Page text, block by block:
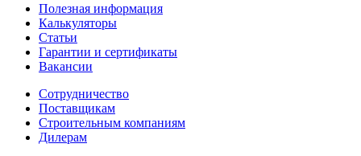
Полезная информация
Калькуляторы
Статьи
Гарантии и сертификаты
Вакансии
Сотрудничество
Поставщикам
Строительным компаниям
Дилерам